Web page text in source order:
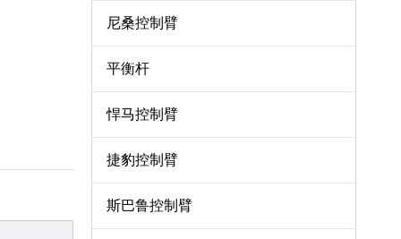
尼桑控制臂
平衡杆
悍马控制臂
捷豹控制臂
斯巴鲁控制臂